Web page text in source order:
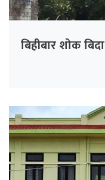
बिहीबार शोक बिदा